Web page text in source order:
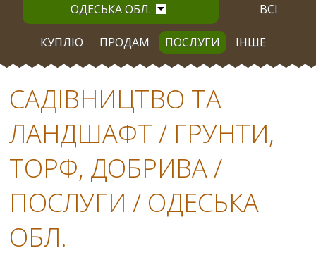
ОДЕСЬКА ОБЛ. ВСІ
КУПЛЮ ПРОДАМ ПОСЛУГИ ІНШЕ
САДІВНИЦТВО ТА
ЛАНДШАФТ / ГРУНТИ,
ТОРФ, ДОБРИВА /
ПОСЛУГИ / ОДЕСЬКА
ОБЛ.